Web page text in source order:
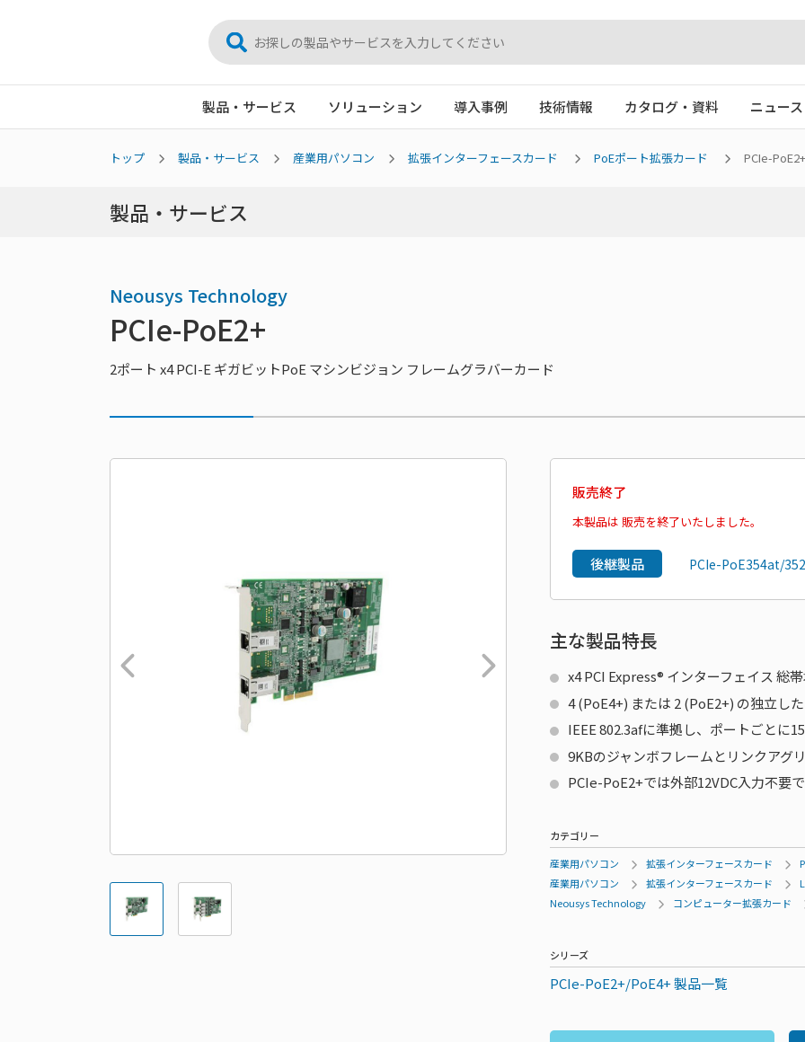
製品・サービス ソリューション 導入事例 技術情報 カタログ・資料 ニュース
トップ 製品・サービス 産業用パソコン 拡張インターフェースカード PoEポート拡張カード PCIe-PoE2+
製品・サービス
Neousys Technology
PCIe-PoE2+
2ポート x4 PCI-E ギガビットPoE マシンビジョン フレームグラバーカード
販売終了
本製品は 販売を終了いたしました。
後継製品 PCIe-PoE354at/
主な製品特長
x4 PCI Express® インターフェイス 総
4 (PoE4+) または 2 (PoE2+) の独立し
IEEE 802.3afに準拠し、ポートごとに
9KBのジャンボフレームとリンクアグ
PCIe-PoE2+では外部12VDC入力不要
カテゴリー
産業用パソコン
拡張インターフェースカード
産業用パソコン
拡張インターフェースカード
Neousys Technology
コンピューター拡張カード
シリーズ
PCIe-PoE2+/PoE4+ 製品一覧